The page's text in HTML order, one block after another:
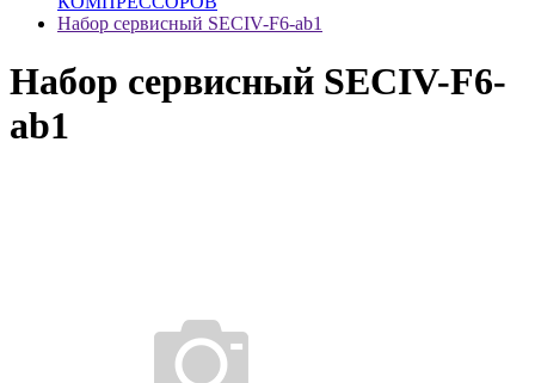
Набор сервисный SECIV-F6-ab1
Набор сервисный SECIV-F6-
ab1